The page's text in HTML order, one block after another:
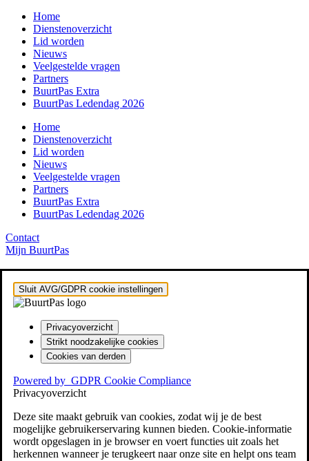
Home
Dienstenoverzicht
Lid worden
Nieuws
Veelgestelde vragen
Partners
BuurtPas Extra
BuurtPas Ledendag 2026
Home
Dienstenoverzicht
Lid worden
Nieuws
Veelgestelde vragen
Partners
BuurtPas Extra
BuurtPas Ledendag 2026
Contact
Mijn BuurtPas
Sluit AVG/GDPR cookie instellingen
Privacyoverzicht
Strikt noodzakelijke cookies
Cookies van derden
Powered by GDPR Cookie Compliance
Privacyoverzicht
Deze site maakt gebruik van cookies, zodat wij je de best
mogelijke gebruikerservaring kunnen bieden. Cookie-informatie
wordt opgeslagen in je browser en voert functies uit zoals het
herkennen wanneer je terugkeert naar onze site en helpt ons team